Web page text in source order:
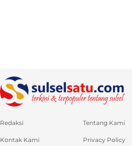
Redaksi Tentang Kami
Kontak Kami Privacy Policy